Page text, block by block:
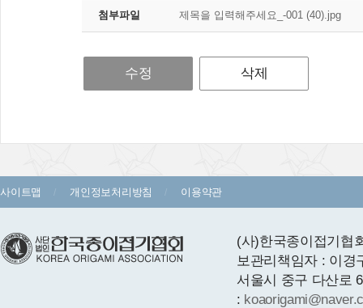
첨부파일 제목을 입력해주세요_-001 (40).jpg
수정 삭제
사이트맵 개인정보처리방침 이용약관
(사)한국종이접기
보관리책임자 : 이경
서울시 중구 다산로
: